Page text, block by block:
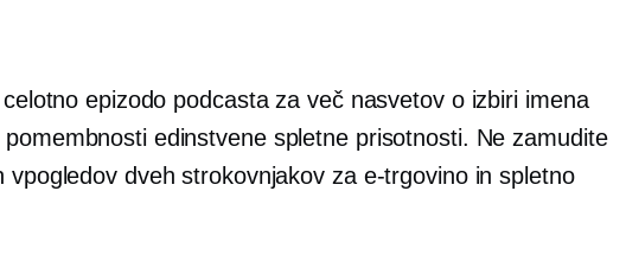
epizodo podcasta za več nasvetov o izbiri imena
edinstvene spletne prisotnosti. Ne zamudite
vpogledov dveh strokovnjakov za e-trgovino in spletno